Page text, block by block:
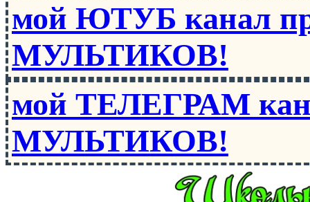
мой ЮТУБ канал
МУЛЬТИКОВ!
мой ТЕЛЕГРАМ
МУЛЬТИКОВ!